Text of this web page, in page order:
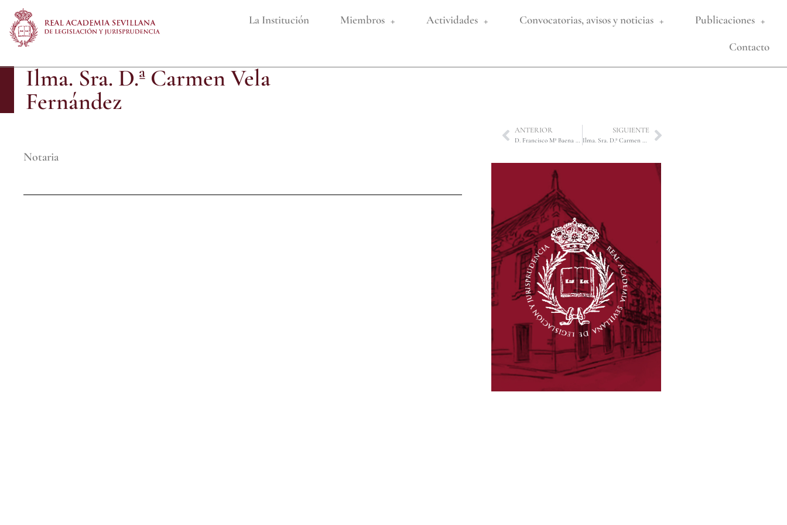
La Institución Miembros Actividades Convocatorias, avisos y noticias
Publicaciones
Contacto
Ilma. Sra. D.ª Carmen Vela
Fernández
Notaria
ANTERIOR
D. Francisco Mª Baena Bocanegra
SIGUIENTE
Ilma. Sra. D.ª Carmen Moya Sanabria